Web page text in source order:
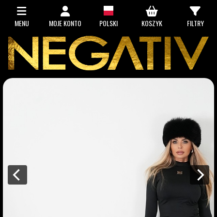
MENU MOJE KONTO POLSKI KOSZYK FILTRY